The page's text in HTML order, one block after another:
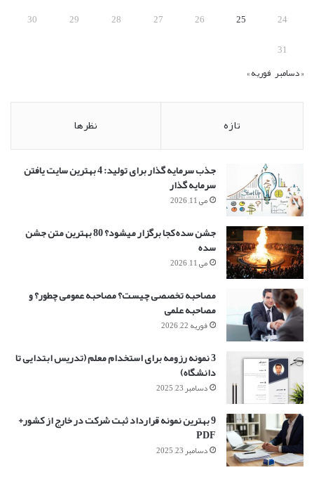
24
25
26
27
28
29
30
31
« دسامبر فوریه »
تازه نظرها
جذب سرمایه گذار برای تولید: 4 بهترین سایت یافتن
سرمایه گذار
می 11, 2026
جشن سده کجا برگزار میشود؟ 80 بهترین متن جشن
سده
می 11, 2026
مصاحبه تخصصی چیست؟ مصاحبه عمومی چطور؟ و
مصاحبه علمی
فوریه 22, 2026
3 نمونه رزومه برای استخدام معلم (تدریس ابتدایی تا
دانشگاه)
دسامبر 23, 2025
9 بهترین نمونه قرارداد ثبت شرکت در خارج از کشور+
PDF
دسامبر 23, 2025